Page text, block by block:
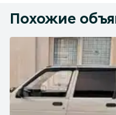
Похожие